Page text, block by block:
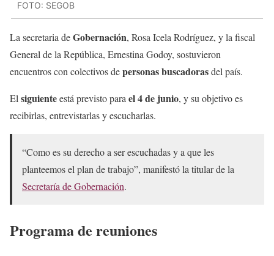
FOTO: SEGOB
La secretaria deGobernación, Rosa Icela Rodríguez, y la fiscal
General de la República, Ernestina Godoy, sostuvieron
encuentros con colectivos depersonasbuscadorasdel país.
El siguienteestá previsto para el 4 de junio, y su objetivo es
recibirlas, entrevistarlas y escucharlas.
“Como es su derecho a ser escuchadas y a que les
planteemos el plan de trabajo”, manifestó la titular de la
Secretaría de Gobernación.
Programa de reuniones